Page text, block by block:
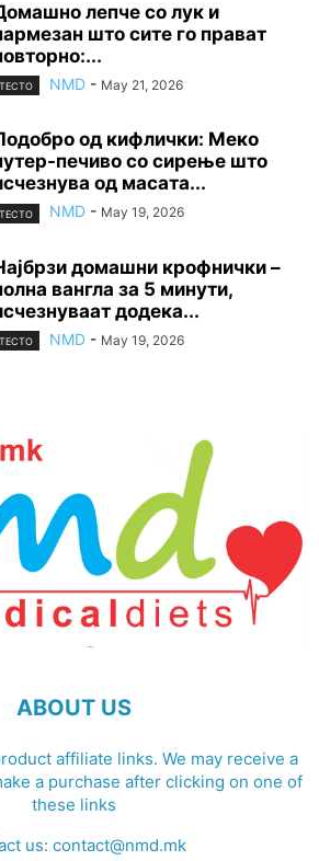
лепче со лук и
што сите го прават
ТЕСТО NMD - May 21, 2026
од кифлички: Меко
печиво со сирење што
од масата...
ТЕСТО NMD - May 19, 2026
домашни крофнички –
вангла за 5 минути,
додека...
ТЕСТО NMD - May 19, 2026
ABOUT US
affiliate links. We may receive a
a purchase after clicking on one of
these links
us: contact@nmd.mk